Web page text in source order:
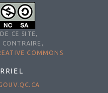
CE SITE,
COMMONS